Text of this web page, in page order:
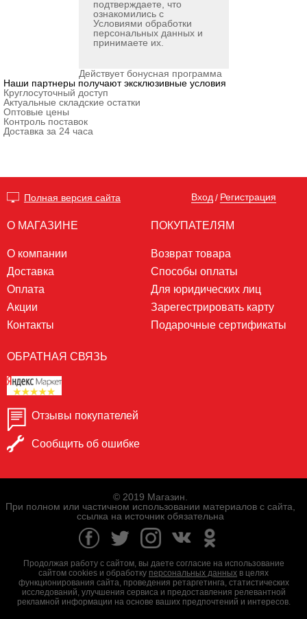
подтверждаете, что
ознакомились с
Условиями обработки
персональных данныхи
принимаете их.
Действует бонусная программа
Наши партнеры получают эксклюзивные условия
Круглосуточный доступ
Актуальные складские остатки
Оптовые цены
Контроль поставок
Доставка за 24 часа
Полная версия сайта Вход / Регистрация
О МАГАЗИНЕ
О компании
Доставка
Оплата
Акции
Контакты
ПОКУПАТЕЛЯМ
Возврат товара
Способы оплаты
Для юридических лиц
Зарегестрировать карту
Подарочные сертификаты
ОБРАТНАЯ СВЯЗЬ
Отзывы покупателей
Сообщить об ошибке
© 2019 Магазин.
При полном или частичном использовании материалов с сайта,
ссылка на источник обязательна
Продолжая работу с сайтом, вы даете согласие на использование
сайтом cookies и обработку персональных данных в целях
функционирования сайта, проведения ретаргетинга, статистических
исследований, улучшения сервиса и предоставления релевантной
рекламной информации на основе ваших предпочтений и интересов.